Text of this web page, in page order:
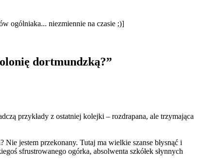
ogólniaka... niezmiennie na czasie ;)]
dortmundzką?”
przykłady z ostatniej kolejki – rozdrapana, ale trzymająca
jestem przekonany. Tutaj ma wielkie szanse błysnąć i
sfrustrowanego ogórka, absolwenta szkółek słynnych